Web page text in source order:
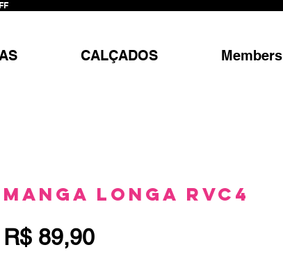
CALÇADOS Members
Manga Longa RVC4
R$ 89,90Preço